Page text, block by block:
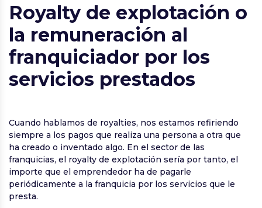
Royalty de explotación o
la remuneración al
franquiciador por los
servicios prestados
Cuando hablamos de royalties, nos estamos refiriendo
siempre a los pagos que realiza una persona a otra que
ha creado o inventado algo. En el sector de las
franquicias, el royalty de explotación sería por tanto, el
importe que el emprendedor ha de pagarle
periódicamente a la franquicia por los servicios que le
presta.